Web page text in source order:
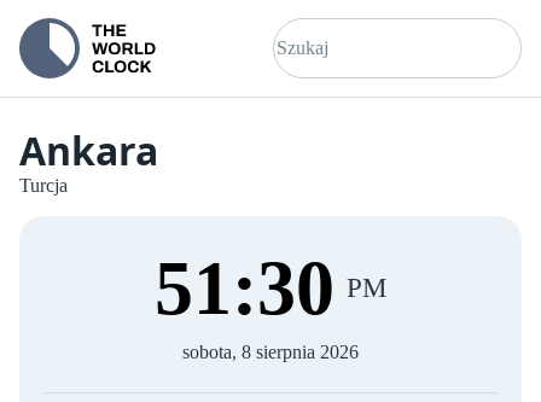
Ankara
Turcja
51:30 PM
sobota, 8 sierpnia 2026